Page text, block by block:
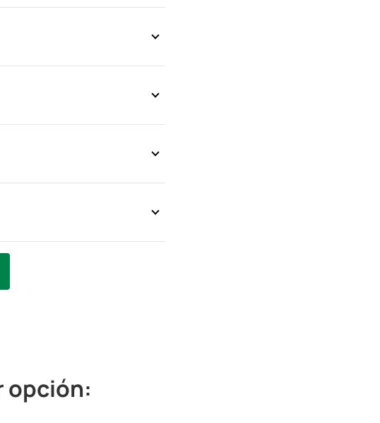
opción: